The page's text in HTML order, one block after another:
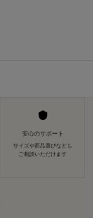
安心のサポート
サイズや商品選びなども
ご相談いただけます